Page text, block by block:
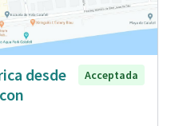
desde
Acceptada